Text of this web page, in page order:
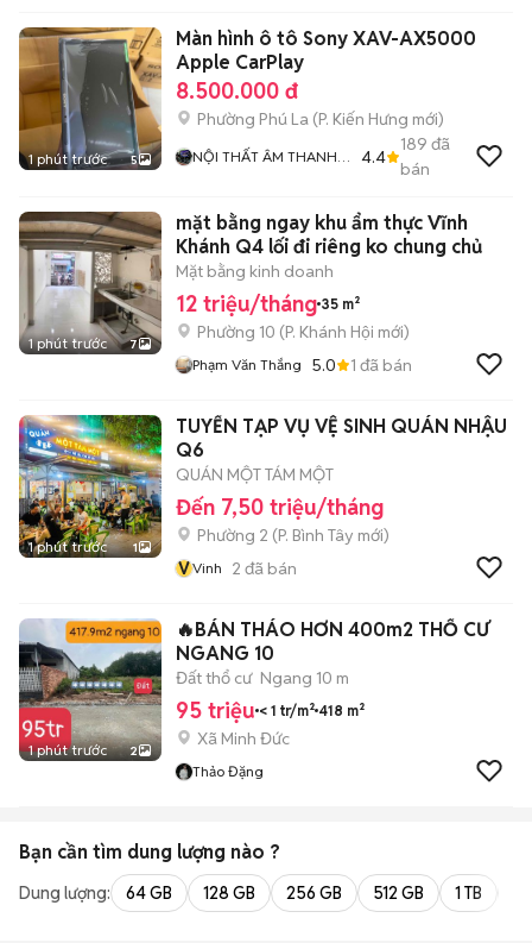
1 phút trước 5
Màn hình ô tô Sony XAV-AX5000
Apple CarPlay
8.500.000 đ
Phường Phú La (P. Kiến Hưng mới)
NỘI THẤT ÂM THANH Ô
4.4
189 đã
bán
1 phút trước 7
mặt bằng ngay khu ẩm thực Vĩnh
Khánh Q4 lối đi riêng ko chung chủ
Mặt bằng kinh doanh
12 triệu/tháng 35 m²
Phường 10 (P. Khánh Hội mới)
Phạm Văn Thắng 5.0 1 đã bán
1 phút trước 1
TUYỂN TẠP VỤ VỆ SINH QUÁN NHẬU
Q6
QUÁN MỘT TÁM MỘT
Đến 7,50 triệu/tháng
Phường 2 (P. Bình Tây mới)
VVinh 2 đã bán
1 phút trước 2
🔥BÁN THÁO HƠN 400m2 THỔ CƯ
NGANG 10
Đất thổ cư Ngang 10 m
95 triệu < 1 tr/m² 418 m²
Xã Minh Đức
Thảo Đặng
Bạn cần tìm dung lượng nào ?
Dung lượng: 64 GB 128 GB 256 GB 512 GB 1 TB